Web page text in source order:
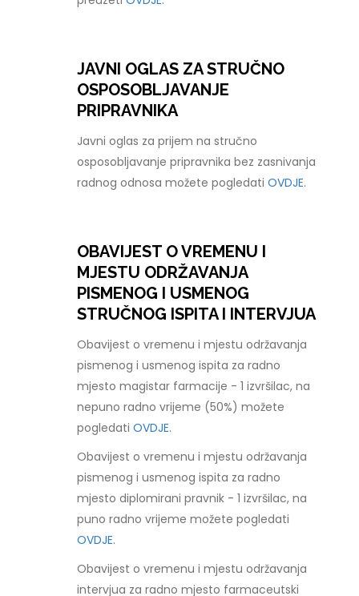
JAVNI OGLAS ZA STRUČNO
OSPOSOBLJAVANJE
PRIPRAVNIKA
Javni oglas za prijem na stručno
osposobljavanje pripravnika bez zasnivanja
radnog odnosa možete pogledatiOVDJE.
OBAVIJEST O VREMENU I
MJESTU ODRŽAVANJA
PISMENOG I USMENOG
STRUČNOG ISPITA I INTERVJUA
Obavijest o vremenu i mjestu održavanja
pismenog i usmenog ispita za radno
mjesto magistar farmacije - 1 izvršilac, na
nepuno radno vrijeme (50%) možete
pogledatiOVDJE.
Obavijest o vremenu i mjestu održavanja
pismenog i usmenog ispita za radno
mjesto diplomirani pravnik - 1 izvršilac, na
puno radno vrijeme možete pogledati
OVDJE.
Obavijest o vremenu i mjestu održavanja
intervjua za radno mjesto farmaceutski